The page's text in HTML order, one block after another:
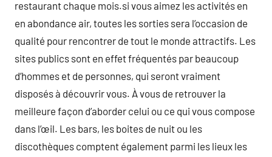
restaurant chaque mois.si vous aimez les activités en
en abondance air, toutes les sorties sera l’occasion de
qualité pour rencontrer de tout le monde attractifs. Les
sites publics sont en effet fréquentés par beaucoup
d’hommes et de personnes, qui seront vraiment
disposés à découvrir vous. À vous de retrouver la
meilleure façon d’aborder celui ou ce qui vous compose
dans l’œil. Les bars, les boites de nuit ou les
discothèques comptent également parmi les lieux les